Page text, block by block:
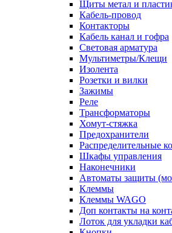
Щиты метал и
Кабель-провод
Контакторы
Кабель канал и гофра
Световая арматура
Мультиметры/Клещи
Изолента
Розетки и вилки
Зажимы
Реле
Трансформаторы
Хомут-стяжка
Предохранители
Распределительные
Шкафы управления
Наконечники
Автоматы защиты
Клеммы
Клеммы WAGO
Доп контакты на
Лоток для укладки